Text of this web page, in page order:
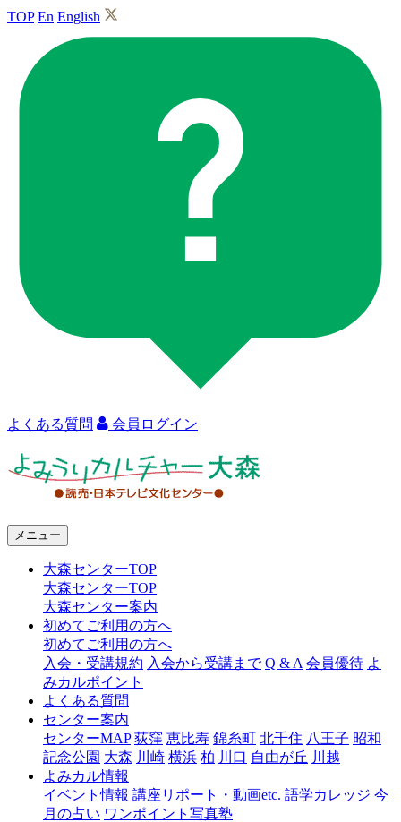
TOP En English
よくある質問 会員ログイン
ャ
森
メニュー
大森センターTOP
大森センターTOP
大森センター案内
初めてご利用の方へ
初めてご利用の方へ
入会・受講規約 入会から受講まで Q & A 会員優待 よ
みカルポイント
よくある質問
センター案内
センターMAP 荻窪 恵比寿 錦糸町 北千住 八王子 昭和
記念公園 大森 川崎 横浜 柏 川口 自由が丘 川越
よみカル情報
イベント情報 講座リポート・動画etc. 語学カレッジ 今
月の占い ワンポイント写真塾